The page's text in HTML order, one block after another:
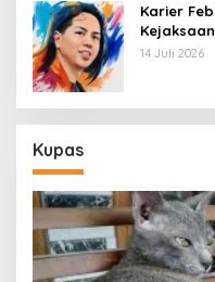
Karier
14 Juli 2026
Kupas